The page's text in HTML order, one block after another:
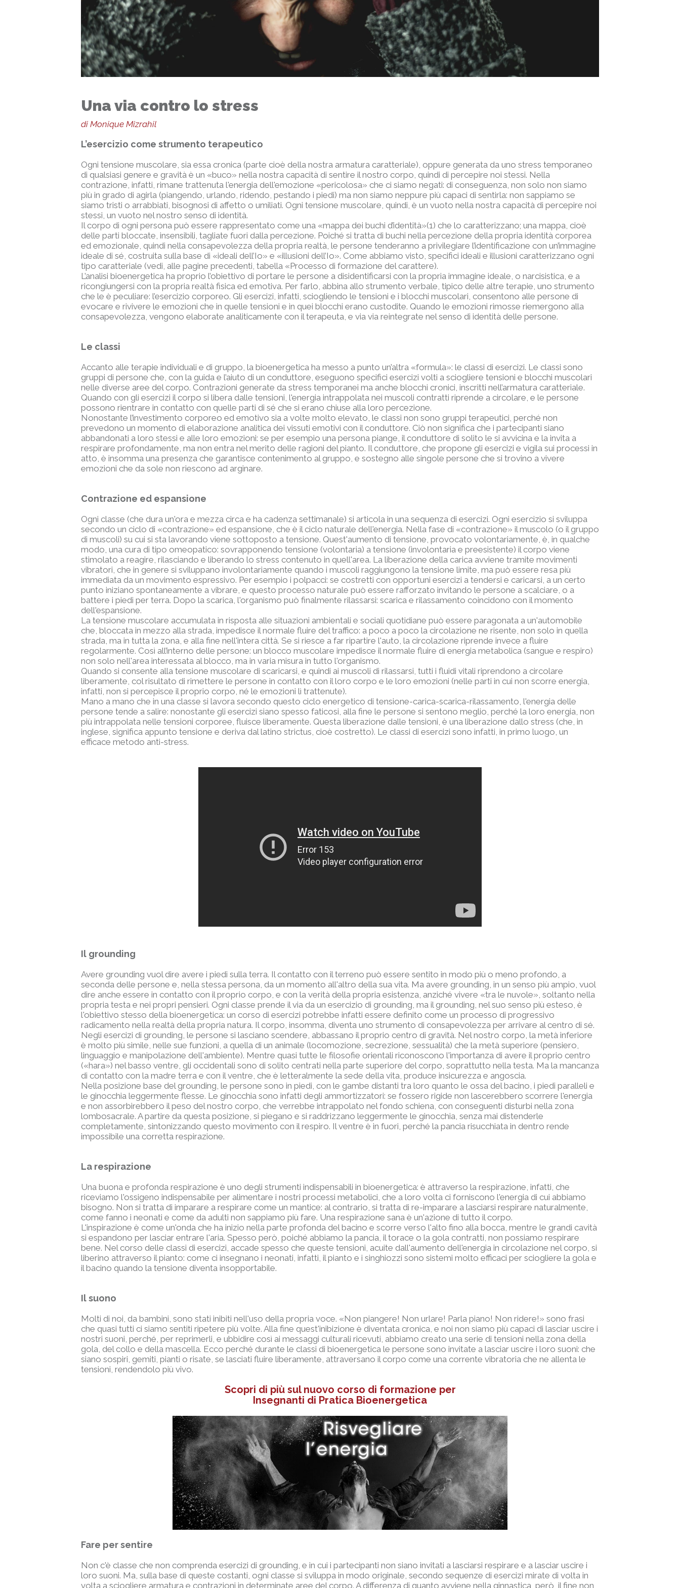
Una via contro lo stress
di Monique Mizrahil
L’esercizio come strumento terapeutico
Ogni tensione muscolare, sia essa cronica (parte cioè della nostra armatura caratteriale), oppure generata da uno stress temporaneo
di qualsiasi genere e gravità è un «buco» nella nostra capacità di sentire il nostro corpo, quindi di percepire noi stessi. Nella
contrazione, infatti, rimane trattenuta l'energia dell'emozione «pericolosa» che ci siamo negati: di conseguenza, non solo non siamo
più in grado di agirla (piangendo, urlando, ridendo, pestando i piedi) ma non siamo neppure più capaci di sentirla: non sappiamo se
siamo tristi o arrabbiati, bisognosi di affetto o umiliati. Ogni tensione muscolare, quindi, è un vuoto nella nostra capacità di percepire noi
stessi, un vuoto nel nostro senso di identità.
Il corpo di ogni persona può essere rappresentato come una «mappa dei buchi d’identità»(1) che lo caratterizzano; una mappa, cioè
delle parti bloccate, insensibili, tagliate fuori dalla percezione. Poiché si tratta di buchi nella percezione della propria identità corporea
ed emozionale, quindi nella consapevolezza della propria realtà, le persone tenderanno a privilegiare l’identificazione con un’immagine
ideale di sé, costruita sulla base di «ideali dell’Io» e «illusioni dell’Io». Come abbiamo visto, specifici ideali e illusioni caratterizzano ogni
tipo caratteriale (vedi, alle pagine precedenti, tabella «Processo di formazione del carattere).
L’analisi bioenergetica ha proprio l’obiettivo di portare le persone a disidentificarsi con la propria immagine ideale, o narcisistica, e a
ricongiungersi con la propria realtà fisica ed emotiva. Per farlo, abbina allo strumento verbale, tipico delle altre terapie, uno strumento
che le è peculiare: l’esercizio corporeo. Gli esercizi, infatti, sciogliendo le tensioni e i blocchi muscolari, consentono alle persone di
evocare e rivivere le emozioni che in quelle tensioni e in quei blocchi erano custodite. Quando le emozioni rimosse riemergono alla
consapevolezza, vengono elaborate analiticamente con il terapeuta, e via via reintegrate nel senso di identità delle persone.
Le classi
Accanto alle terapie individuali e di gruppo, la bioenergetica ha messo a punto un’altra «formula»: le classi di esercizi. Le classi sono
gruppi di persone che, con la guida e l’aiuto di un conduttore, eseguono specifici esercizi volti a sciogliere tensioni e blocchi muscolari
nelle diverse aree del corpo. Contrazioni generate da stress temporanei ma anche blocchi cronici, inscritti nell’armatura caratteriale.
Quando con gli esercizi il corpo si libera dalle tensioni, l'energia intrappolata nei muscoli contratti riprende a circolare, e le persone
possono rientrare in contatto con quelle parti di sé che si erano chiuse alla loro percezione.
Nonostante l’investimento corporeo ed emotivo sia a volte molto elevato, le classi non sono gruppi terapeutici, perché non
prevedono un momento di elaborazione analitica dei vissuti emotivi con il conduttore. Ciò non significa che i partecipanti siano
abbandonati a loro stessi e alle loro emozioni: se per esempio una persona piange, il conduttore di solito le si avvicina e la invita a
respirare profondamente, ma non entra nel merito delle ragioni del pianto. Il conduttore, che propone gli esercizi e vigila sui processi in
atto, è insomma una presenza che garantisce contenimento al gruppo, e sostegno alle singole persone che si trovino a vivere
emozioni che da sole non riescono ad arginare.
Contrazione ed espansione
Ogni classe (che dura un'ora e mezza circa e ha cadenza settimanale) si articola in una sequenza di esercizi. Ogni esercizio si sviluppa
secondo un ciclo di «contrazione» ed espansione, che è il ciclo naturale dell'energia. Nella fase di «contrazione» il muscolo (o il gruppo
di muscoli) su cui si sta lavorando viene sottoposto a tensione. Quest'aumento di tensione, provocato volontariamente, è, in qualche
modo, una cura di tipo omeopatico: sovrapponendo tensione (volontaria) a tensione (involontaria e preesistente) il corpo viene
stimolato a reagire, rilasciando e liberando lo stress contenuto in quell'area. La liberazione della carica avviene tramite movimenti
vibratori, che in genere si sviluppano involontariamente quando i muscoli raggiungono la tensione limite, ma può essere resa più
immediata da un movimento espressivo. Per esempio i polpacci: se costretti con opportuni esercizi a tendersi e caricarsi, a un certo
punto iniziano spontaneamente a vibrare, e questo processo naturale può essere rafforzato invitando le persone a scalciare, o a
battere i piedi per terra. Dopo la scarica, l'organismo può finalmente rilassarsi: scarica e rilassamento coincidono con il momento
dell'espansione.
La tensione muscolare accumulata in risposta alle situazioni ambientali e sociali quotidiane può essere paragonata a un'automobile
che, bloccata in mezzo alla strada, impedisce il normale fluire del traffico: a poco a poco la circolazione ne risente, non solo in quella
strada, ma in tutta la zona, e alla fine nell'intera città. Se si riesce a far ripartire l'auto, la circolazione riprende invece a fluire
regolarmente. Così all’interno delle persone: un blocco muscolare impedisce il normale fluire di energia metabolica (sangue e respiro)
non solo nell'area interessata al blocco, ma in varia misura in tutto l'organismo.
Quando si consente alla tensione muscolare di scaricarsi, e quindi ai muscoli di rilassarsi, tutti i fluidi vitali riprendono a circolare
liberamente, col risultato di rimettere le persone in contatto con il loro corpo e le loro emozioni (nelle parti in cui non scorre energia,
infatti, non si percepisce il proprio corpo, né le emozioni lì trattenute).
Mano a mano che in una classe si lavora secondo questo ciclo energetico di tensione-carica-scarica-rilassamento, l'energia delle
persone tende a salire: nonostante gli esercizi siano spesso faticosi, alla fine le persone si sentono meglio, perché la loro energia, non
più intrappolata nelle tensioni corporee, fluisce liberamente. Questa liberazione dalle tensioni, è una liberazione dallo stress (che, in
inglese, significa appunto tensione e deriva dal latino strictus, cioè costretto). Le classi di esercizi sono infatti, in primo luogo, un
efficace metodo anti-stress.
Il grounding
Avere grounding vuol dire avere i piedi sulla terra. Il contatto con il terreno può essere sentito in modo più o meno profondo, a
seconda delle persone e, nella stessa persona, da un momento all'altro della sua vita. Ma avere grounding, in un senso più ampio, vuol
dire anche essere in contatto con il proprio corpo, e con la verità della propria esistenza, anziché vivere «tra le nuvole», soltanto nella
propria testa e nei propri pensieri. Ogni classe prende il via da un esercizio di grounding, ma il grounding, nel suo senso più esteso, è
l'obiettivo stesso della bioenergetica: un corso di esercizi potrebbe infatti essere definito come un processo di progressivo
radicamento nella realtà della propria natura. Il corpo, insomma, diventa uno strumento di consapevolezza per arrivare al centro di sé.
Negli esercizi di grounding, le persone si lasciano scendere, abbassano il proprio centro di gravità. Nel nostro corpo, la metà inferiore
è molto più simile, nelle sue funzioni, a quella di un animale (locomozione, secrezione, sessualità) che la metà superiore (pensiero,
linguaggio e manipolazione dell'ambiente). Mentre quasi tutte le filosofie orientali riconoscono l'importanza di avere il proprio centro
(«hara») nel basso ventre, gli occidentali sono di solito centrati nella parte superiore del corpo, soprattutto nella testa. Ma la mancanza
di contatto con la madre terra e con il ventre, che è letteralmente la sede della vita, produce insicurezza e angoscia.
Nella posizione base del grounding, le persone sono in piedi, con le gambe distanti tra loro quanto le ossa del bacino, i piedi paralleli e
le ginocchia leggermente flesse. Le ginocchia sono infatti degli ammortizzatori: se fossero rigide non lascerebbero scorrere l'energia
e non assorbirebbero il peso del nostro corpo, che verrebbe intrappolato nel fondo schiena, con conseguenti disturbi nella zona
lombosacrale. A partire da questa posizione, si piegano e si raddrizzano leggermente le ginocchia, senza mai distenderle
completamente, sintonizzando questo movimento con il respiro. Il ventre è in fuori, perché la pancia risucchiata in dentro rende
impossibile una corretta respirazione.
La respirazione
Una buona e profonda respirazione è uno degli strumenti indispensabili in bioenergetica: è attraverso la respirazione, infatti, che
riceviamo l'ossigeno indispensabile per alimentare i nostri processi metabolici, che a loro volta ci forniscono l'energia di cui abbiamo
bisogno. Non si tratta di imparare a respirare come un mantice: al contrario, si tratta di re-imparare a lasciarsi respirare naturalmente,
come fanno i neonati e come da adulti non sappiamo più fare. Una respirazione sana è un'azione di tutto il corpo.
L'inspirazione è come un'onda che ha inizio nella parte profonda del bacino e scorre verso l'alto fino alla bocca, mentre le grandi cavità
si espandono per lasciar entrare l'aria. Spesso però, poiché abbiamo la pancia, il torace o la gola contratti, non possiamo respirare
bene. Nel corso delle classi di esercizi, accade spesso che queste tensioni, acuite dall'aumento dell'energia in circolazione nel corpo, si
liberino attraverso il pianto: come ci insegnano i neonati, infatti, il pianto e i singhiozzi sono sistemi molto efficaci per sciogliere la gola e
il bacino quando la tensione diventa insopportabile.
Il suono
Molti di noi, da bambini, sono stati inibiti nell'uso della propria voce. «Non piangere! Non urlare! Parla piano! Non ridere!» sono frasi
che quasi tutti ci siamo sentiti ripetere più volte. Alla fine quest'inibizione è diventata cronica, e noi non siamo più capaci di lasciar uscire i
nostri suoni, perché, per reprimerli, e ubbidire così ai messaggi culturali ricevuti, abbiamo creato una serie di tensioni nella zona della
gola, del collo e della mascella. Ecco perché durante le classi di bioenergetica le persone sono invitate a lasciar uscire i loro suoni: che
siano sospiri, gemiti, pianti o risate, se lasciati fluire liberamente, attraversano il corpo come una corrente vibratoria che ne allenta le
tensioni, rendendolo più vivo.
Scopri di più sul nuovo corso di formazione per
Insegnanti di Pratica Bioenergetica
Fare per sentire
Non c'è classe che non comprenda esercizi di grounding, e in cui i partecipanti non siano invitati a lasciarsi respirare e a lasciar uscire i
loro suoni. Ma, sulla base di queste costanti, ogni classe si sviluppa in modo originale, secondo sequenze di esercizi mirate di volta in
volta a sciogliere armatura e contrazioni in determinate aree del corpo. A differenza di quanto avviene nella ginnastica, però, il fine non